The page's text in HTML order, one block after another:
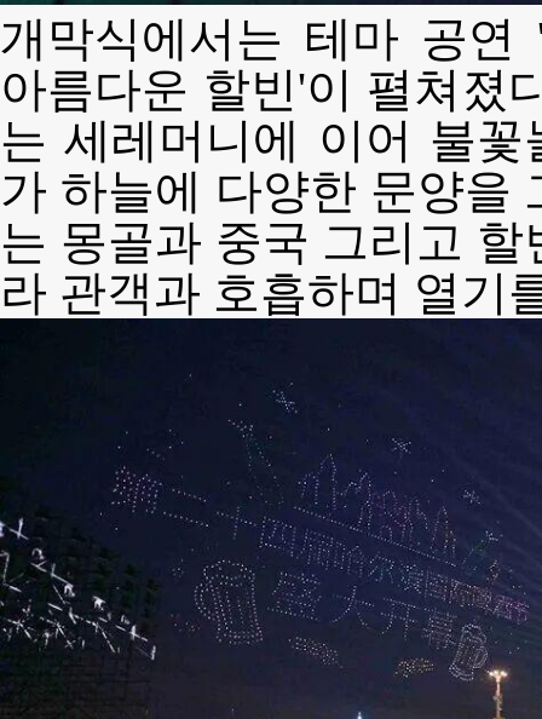
개막식에서는 테마 공
아름다운 할빈'이 펼쳐졌
는 세레머니에 이어 불
가 하늘에 다양한 문양을
는 몽골과 중국 그리고
라 관객과 호흡하며 열기